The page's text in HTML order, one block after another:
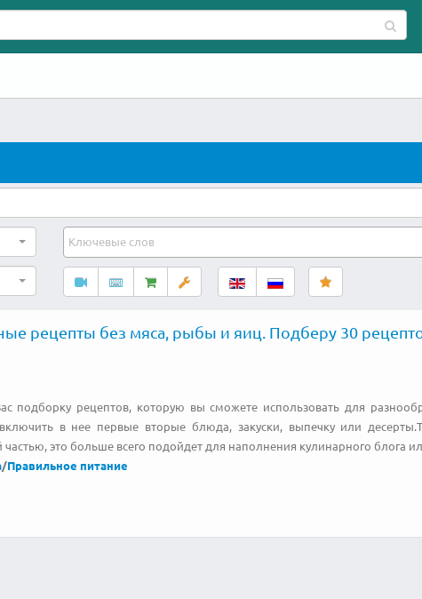
рецепты без мяса, рыбы и яиц. Подберу 30
подборку рецептов, которую вы сможете использовать для
в нее первые вторые блюда, закуски, выпечку или
это больше всего подойдет для наполнения кулинарного блога
/Правильное питание